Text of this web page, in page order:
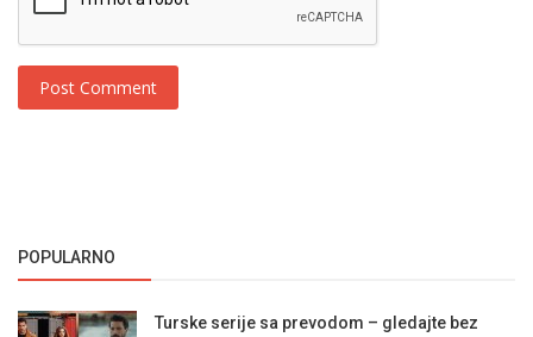
Post Comment
POPULARNO
Turske serije sa prevodom – gledajte bez